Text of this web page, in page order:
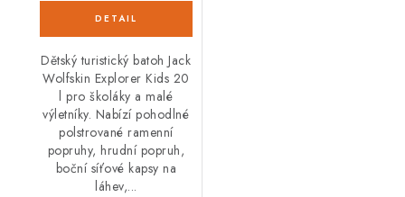
Dětský turistický batoh Jack
Wolfskin Explorer Kids 20
l pro školáky a malé
výletníky. Nabízí pohodlné
polstrované ramenní
popruhy, hrudní popruh,
boční síťové kapsy na
láhev,...